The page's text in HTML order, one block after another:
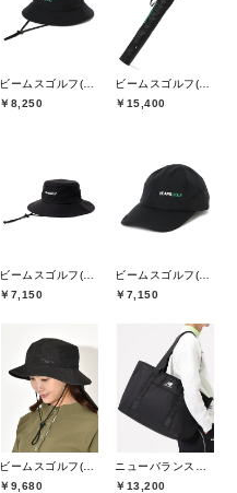
￥8,250
￥15,400
￥7,150
￥7,150
￥9,680
￥13,200